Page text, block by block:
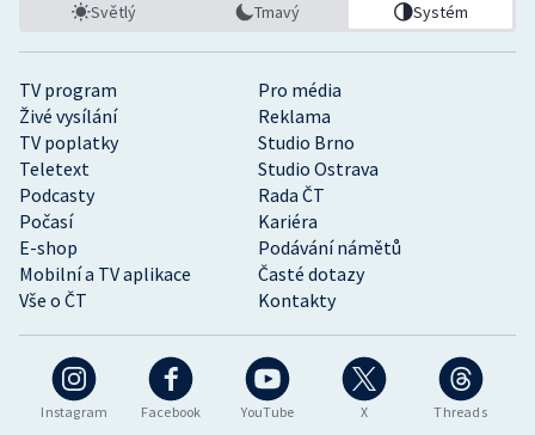
Instagram Facebook YouTube X Threads
TV program
Pro média
Živé vysílání
Reklama
TV poplatky
Studio Brno
Teletext
Studio Ostrava
Podcasty
Rada ČT
Počasí
Kariéra
E-shop
Podávání námětů
Mobilní a TV aplikace
Časté dotazy
Vše o ČT
Kontakty
Světlý Tmavý Systém